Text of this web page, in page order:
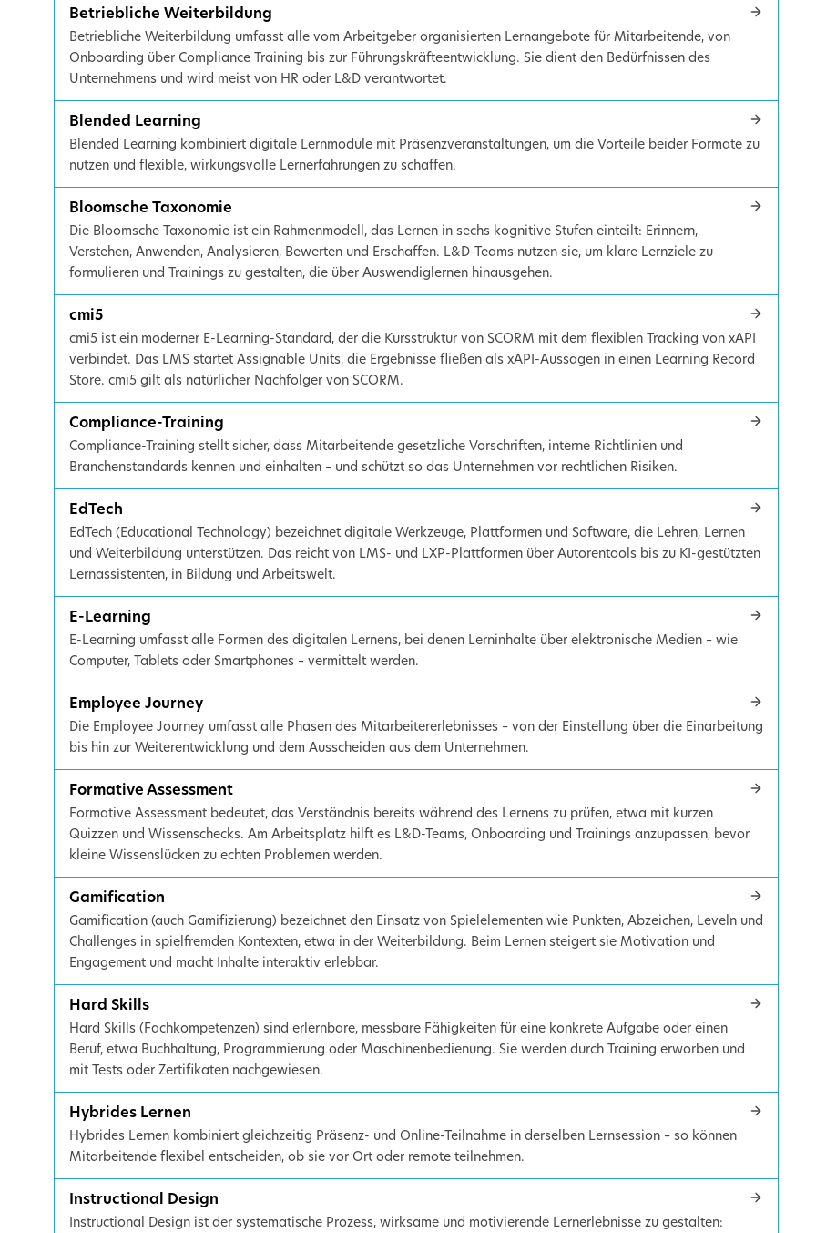
Betriebliche Weiterbildung
Betriebliche Weiterbildung umfasst alle vom Arbeitgeber organisierten Lernangebote für Mitarbeitende, von
Onboarding über Compliance Training bis zur Führungskräfteentwicklung. Sie dient den Bedürfnissen des
Unternehmens und wird meist von HR oder L&D verantwortet.
Blended Learning
Blended Learning kombiniert digitale Lernmodule mit Präsenzveranstaltungen, um die Vorteile beider Formate zu
nutzen und flexible, wirkungsvolle Lernerfahrungen zu schaffen.
Bloomsche Taxonomie
Die Bloomsche Taxonomie ist ein Rahmenmodell, das Lernen in sechs kognitive Stufen einteilt: Erinnern,
Verstehen, Anwenden, Analysieren, Bewerten und Erschaffen. L&D-Teams nutzen sie, um klare Lernziele zu
formulieren und Trainings zu gestalten, die über Auswendiglernen hinausgehen.
cmi5
cmi5 ist ein moderner E-Learning-Standard, der die Kursstruktur von SCORM mit dem flexiblen Tracking von xAPI
verbindet. Das LMS startet Assignable Units, die Ergebnisse fließen als xAPI-Aussagen in einen Learning Record
Store. cmi5 gilt als natürlicher Nachfolger von SCORM.
Compliance-Training
Compliance-Training stellt sicher, dass Mitarbeitende gesetzliche Vorschriften, interne Richtlinien und
Branchenstandards kennen und einhalten – und schützt so das Unternehmen vor rechtlichen Risiken.
EdTech
EdTech (Educational Technology) bezeichnet digitale Werkzeuge, Plattformen und Software, die Lehren, Lernen
und Weiterbildung unterstützen. Das reicht von LMS- und LXP-Plattformen über Autorentools bis zu KI-gestützten
Lernassistenten, in Bildung und Arbeitswelt.
E-Learning
E-Learning umfasst alle Formen des digitalen Lernens, bei denen Lerninhalte über elektronische Medien – wie
Computer, Tablets oder Smartphones – vermittelt werden.
Employee Journey
Die Employee Journey umfasst alle Phasen des Mitarbeitererlebnisses – von der Einstellung über die Einarbeitung
bis hin zur Weiterentwicklung und dem Ausscheiden aus dem Unternehmen.
Formative Assessment
Formative Assessment bedeutet, das Verständnis bereits während des Lernens zu prüfen, etwa mit kurzen
Quizzen und Wissenschecks. Am Arbeitsplatz hilft es L&D-Teams, Onboarding und Trainings anzupassen, bevor
kleine Wissenslücken zu echten Problemen werden.
Gamification
Gamification (auch Gamifizierung) bezeichnet den Einsatz von Spielelementen wie Punkten, Abzeichen, Leveln und
Challenges in spielfremden Kontexten, etwa in der Weiterbildung. Beim Lernen steigert sie Motivation und
Engagement und macht Inhalte interaktiv erlebbar.
Hard Skills
Hard Skills (Fachkompetenzen) sind erlernbare, messbare Fähigkeiten für eine konkrete Aufgabe oder einen
Beruf, etwa Buchhaltung, Programmierung oder Maschinenbedienung. Sie werden durch Training erworben und
mit Tests oder Zertifikaten nachgewiesen.
Hybrides Lernen
Hybrides Lernen kombiniert gleichzeitig Präsenz- und Online-Teilnahme in derselben Lernsession – so können
Mitarbeitende flexibel entscheiden, ob sie vor Ort oder remote teilnehmen.
Instructional Design
Instructional Design ist der systematische Prozess, wirksame und motivierende Lernerlebnisse zu gestalten: